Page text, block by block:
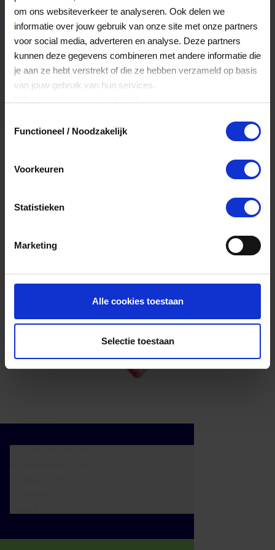
om ons websiteverkeer te analyseren. Ook delen we
informatie over jouw gebruik van onze site met onze partners
voor social media, adverteren en analyse. Deze partners
kunnen deze gegevens combineren met andere informatie die
je aan ze hebt verstrekt of die ze hebben verzameld op basis
van jouw gebruik van hun services.
Functioneel / Noodzakelijk
Voorkeuren
Statistieken
Marketing
Alle cookies toestaan
Selectie toestaan
Veelgestelde Vragen
Kan ik het saldo in delen besteden?
Ja, je mag het saldo van je VVV
cadeaukaart in delen uitgeven.
Hoelang blijft mijn saldo geldig?
Het volledige saldo op de VVV cadeaukaart
is minimaal drie jaar geldig.
Ja, je mag het saldo van je VVV
cadeaukaart in delen uitgeven.